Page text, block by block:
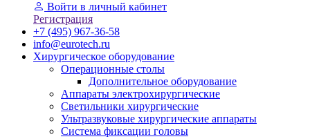
Войти в личный кабинет
Регистрация
+7 (495) 967-36-58
info@eurotech.ru
Хирургическое оборудование
Операционные столы
Дополнительное оборудование
Аппараты электрохирургические
Светильники хирургические
Ультразвуковые хирургические аппараты
Система фиксации головы